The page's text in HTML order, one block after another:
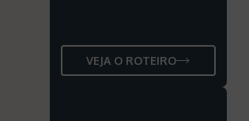
VEJA O ROTEIRO